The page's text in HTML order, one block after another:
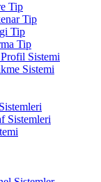
Tip
Tip
Tip
Tip
Sistemi
Sistemi
Sistemleri